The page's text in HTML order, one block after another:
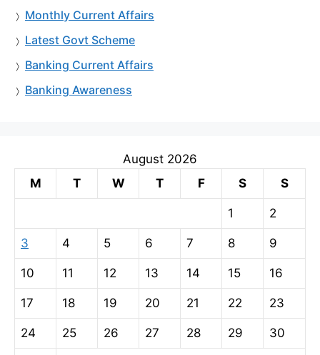
Monthly Current Affairs
Latest Govt Scheme
Banking Current Affairs
Banking Awareness
August 2026
M
T W T F S S
1 2
3 4 5 6 7 8 9
10 11 12 13 14 15 16
17 18 19 20 21 22 23
24 25 26 27 28 29 30